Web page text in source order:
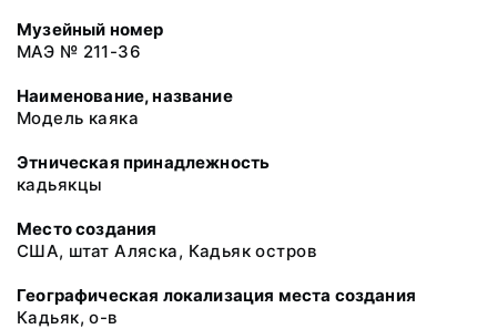
Музейный номер
МАЭ № 211-36
Наименование, название
Модель каяка
Этническая принадлежность
кадьякцы
Место создания
США, штат Аляска, Кадьяк остров
Географическая локализация места создания
Кадьяк, о-в